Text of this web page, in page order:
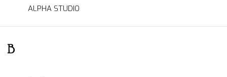
ALPHA STUDIO
B